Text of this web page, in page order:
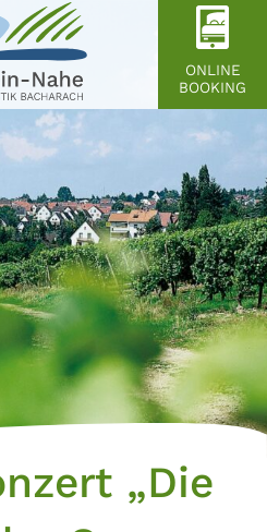
ONLINE
BOOKING
„Die